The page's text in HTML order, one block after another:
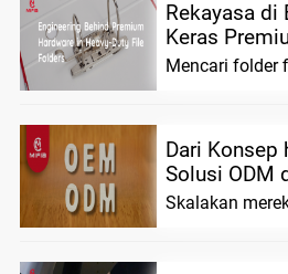
Rekayasa di
Keras
File Tugas
Mencari folder
Dari Konsep
Solusi ODM
Dapat
Skalakan